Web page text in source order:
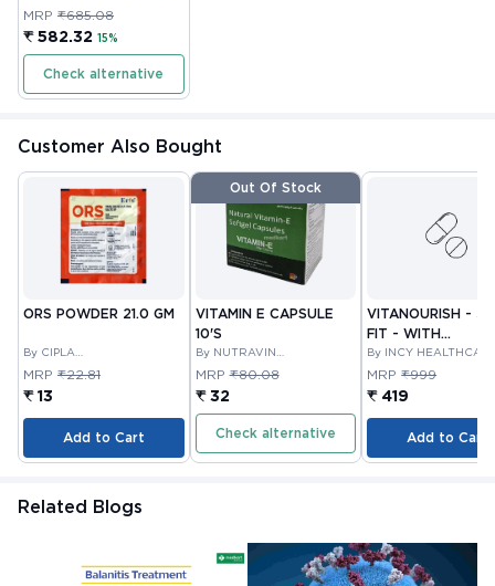
PRIVATE LIMITED
MRP ₹685.08
₹ 582.32 15%
Check alternative
Customer Also Bought
ORS POWDER 21.0 GM
By CIPLA
PHARMACEUTICAL
MRP ₹22.81
₹ 13
Add to Cart
Out Of Stock
VITAMIN E CAPSULE
10'S
By NUTRAVIN
LABORATORIES
MRP ₹80.08
₹ 32
Check alternative
VITANOURISH -
FIT - WITH
GLUCOSAMINE &
BOSWELLIA FOR
JOINTS TABLET
By INCY
LTD
MRP ₹999
₹ 419
Add to Cart
Related Blogs